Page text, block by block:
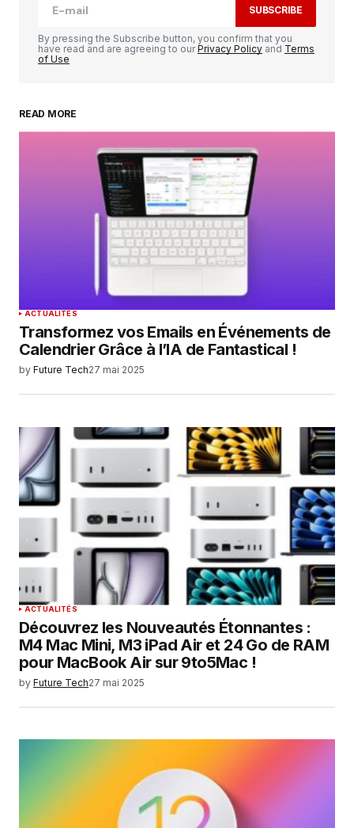
Your Name
Your E-mail*
Enregistrer mon nom, mon e-mail et mon
site dans le navigateur pour mon prochain
commentaire.
SUBSCRIBE
By pressing the Subscribe button, you confirm that you
have read and are agreeing to ourPrivacy Policy and Terms
of Use
READ MORE
ACTUALITÉS
Transformez vos Emails en Événements de
Calendrier Grâce à l’IA de Fantastical !
by Future Tech27 mai 2025
ACTUALITÉS
Découvrez les Nouveautés Étonnantes :
M4 Mac Mini, M3 iPad Air et 24 Go de RAM
pour MacBook Air sur 9to5Mac !
by Future Tech27 mai 2025